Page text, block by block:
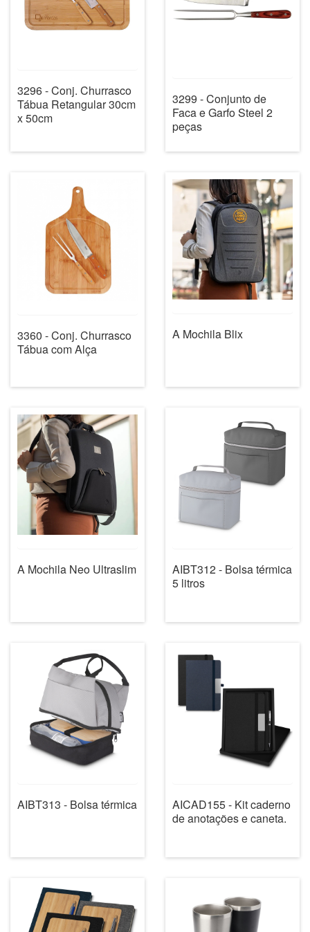
3296 - Conj. Churrasco
Tábua Retangular 30cm
x 50cm
3299 - Conjunto de
Faca e Garfo Steel 2
peças
3360 - Conj. Churrasco
Tábua com Alça
A Mochila Blix
A Mochila Neo Ultraslim
AIBT312 - Bolsa térmica
5 litros
AIBT313 - Bolsa térmica
AICAD155 - Kit caderno
de anotações e caneta.